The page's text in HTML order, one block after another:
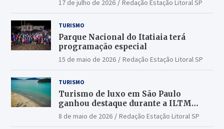
17 de julho de 2026 Redação Estação Litoral SP
TURISMO
Parque Nacional do Itatiaia terá
programação especial
15 de maio de 2026 Redação Estação Litoral SP
TURISMO
Turismo de luxo em São Paulo
ganhou destaque durante a ILTM
Latin America 2026
8 de maio de 2026 Redação Estação Litoral SP